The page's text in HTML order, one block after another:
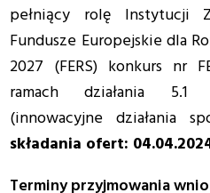
pełniący rolę Instytucji
Fundusze Europejskie dla
2027 (FERS) konkurs nr
ramach działania 5.1
(innowacyjne działania
składania ofert:
Terminy przyjmowania